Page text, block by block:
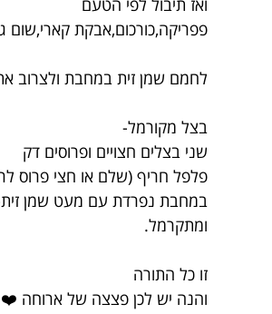
פפריקה,כורכום,אבקת
לחמם שמן זית במחבת ולצרוב
בצל מקורמל-
שני בצלים חצויים ופרוסים דק
פלפל חריף (שלם או חצי פרוס
במחבת נפרדת עם מעט שמן
ומתקרמל.
זו כל התורה
והנה יש לכן פצצה של ארוחה ❤️